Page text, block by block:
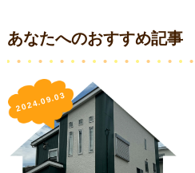
あなたへのおすすめ記事
2024.09.03